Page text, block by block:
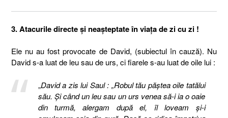
3. Atacurile directe şi neaşteptate în viaţa de zi cu zi !
Ele nu au fost provocate de David, (subiectul în cauză). Nu
David s-a luat de leu sau de urs, ci fiarele s-au luat de oile lui :
„David a zis lui Saul : „Robul tău păştea oile tatălui
său. Şi când un leu sau un urs venea să-i ia o oaie
din turmă, alergam după el, îl loveam şi-i